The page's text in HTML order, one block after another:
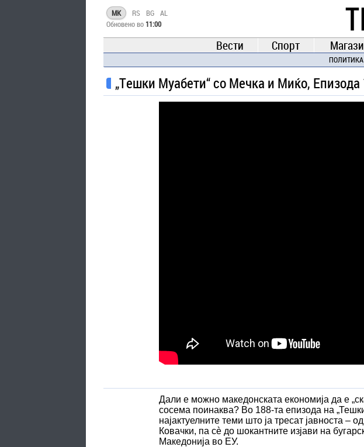
MK RS BG AL
Обновено во 11:00
Вести Спорт
ПОЛИТИКА
„Тешки Муабети“ со Мечка и Миќо,
Дали е можно македонската економија да е
сосема поинаква? Во 188-та епизода на
најактуелните теми што ја тресат јавноста –
Ковачки, па сè до шокантните изјави на
Македонија во ЕУ.